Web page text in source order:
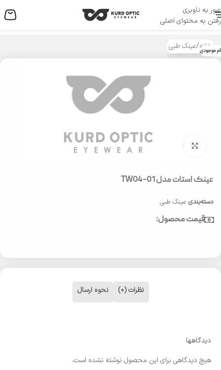
عبور به ناوبری
رفتن به محتوای اصلی
منو
خانه/عینک طبی موجودی
بزرگنمایی تصویر
عینک استات مدل TW04-01
دسته‌بندی عینک طبی
قیمت محصول:
نظرات (0) نحوه ارسال
دیدگاهها
هیچ دیدگاهی برای این محصول نوشته نشده است.